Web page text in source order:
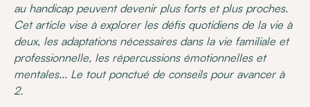
au handicap peuvent devenir plus forts et plus proches.
Cet article vise à explorer les défis quotidiens de la vie à
deux, les adaptations nécessaires dans la vie familiale et
professionnelle, les répercussions émotionnelles et
mentales... Le tout ponctué de conseils pour avancer à
2.